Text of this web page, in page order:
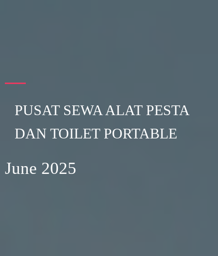
PUSAT SEWA ALAT PESTA
DAN TOILET PORTABLE
June 2025